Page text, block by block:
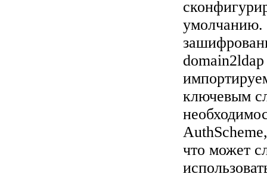
умолчанию.
ключевым
что может